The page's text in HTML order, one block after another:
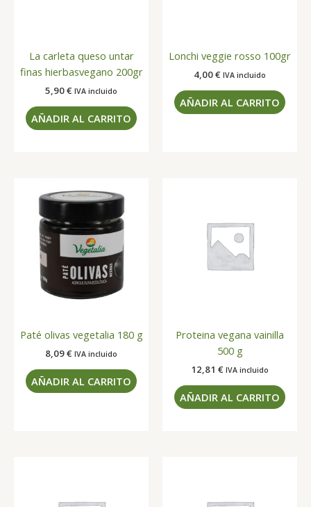
La carleta queso untar
finas hierbasvegano 200gr
5,90€ IVA incluido
AÑADIR AL CARRITO
Lonchi veggie rosso 100gr
4,00€ IVA incluido
AÑADIR AL CARRITO
Paté olivas vegetalia 180 g
8,09€ IVA incluido
AÑADIR AL CARRITO
Proteina vegana vainilla
500 g
12,81 € IVA incluido
AÑADIR AL CARRITO